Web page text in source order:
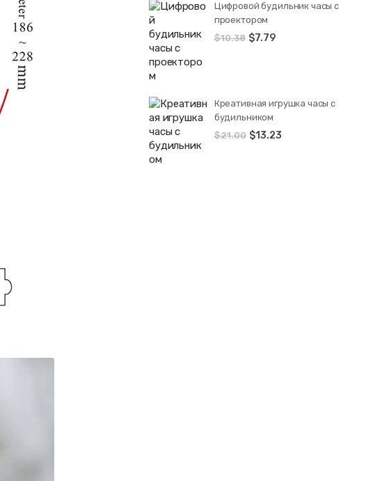
Цифровой будильник часы с
проектором
$10.38 $7.79
Креативная игрушка часы c
будильником
$21.00 $13.23